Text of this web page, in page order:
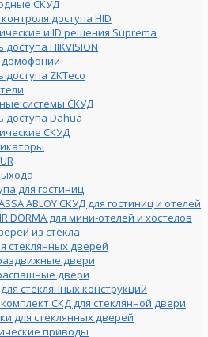
СКУД
доступа HID
и ID решения Suprema
HIKVISION
доступа ZKTeco
системы СКУД
доступа Dahua
СКУД
для гостиниц
ABLOY СКУД для гостиниц и отелей
DORMA для мини-отелей и хостелов
из стекла
стеклянных дверей
двери
двери
стеклянных конструкций
СКД для стеклянной двери
для стеклянных дверей
приводы